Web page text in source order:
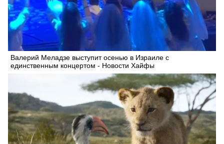
Валерий Меладзе выступит осенью в Израиле с
единственным концертом - Новости Хайфы